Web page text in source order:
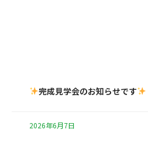
完成見学会のお知らせです
2026年6月7日